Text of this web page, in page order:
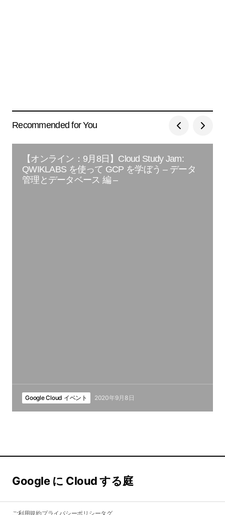
Recommended for You
【オンライン：9月8日】Cloud Study Jam:
QWIKLABS を使って GCP を学ぼう – データ
管理とデータベース 編 –
Google Cloud イベント 2020年9月8日
Google に Cloud する庭
ご利用規約プライバシーポリシータグ